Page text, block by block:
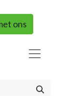
ons